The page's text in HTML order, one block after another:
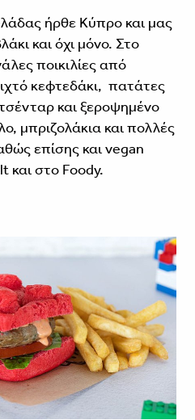
ήρθε Κύπρο και μας
και όχι μόνο. Στο
ποικιλίες από
κεφτεδάκι, πατάτες
και ξεροψημένο
μπριζολάκια και πολλές
επίσης και vegan
και στο Foody.